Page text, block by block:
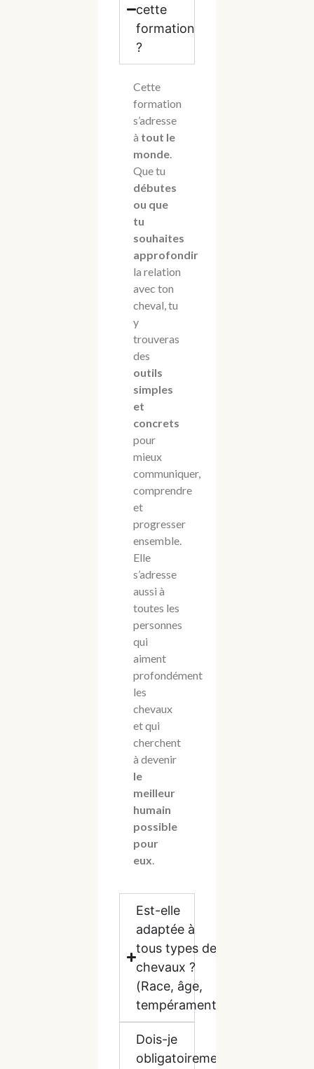
cette
formation
?
Cette
formation
s’adresse
à tout le
monde.
Que tu
débutes
ou que
tu
souhaites
approfondir
la relation
avec ton
cheval, tu
y
trouveras
des
outils
simples
et
concrets
pour
mieux
communiquer,
comprendre
et
progresser
ensemble.
Elle
s’adresse
aussi à
toutes les
personnes
qui
aiment
profondément
les
chevaux
et qui
cherchent
à devenir
le
meilleur
humain
possible
pour
eux.
Est-elle
adaptée à
tous types de
chevaux ?
(Race, âge,
tempérament)
Dois-je
obligatoirement